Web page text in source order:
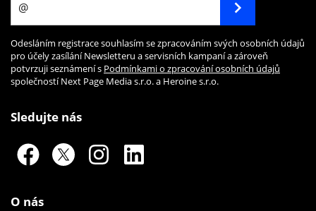
Odesláním registrace souhlasím se zpracováním svých osobních údajů
pro účely zasílání Newsletteru a servisních kampaní a zároveň
potvrzuji seznámení s Podmínkami o zpracování osobních údajů
společností Next Page Media s.r.o. a Heroine s.r.o.
Sledujte nás
O nás